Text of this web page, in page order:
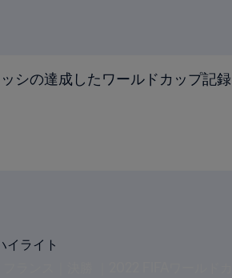
シの達成したワールドカップ記録
イライト